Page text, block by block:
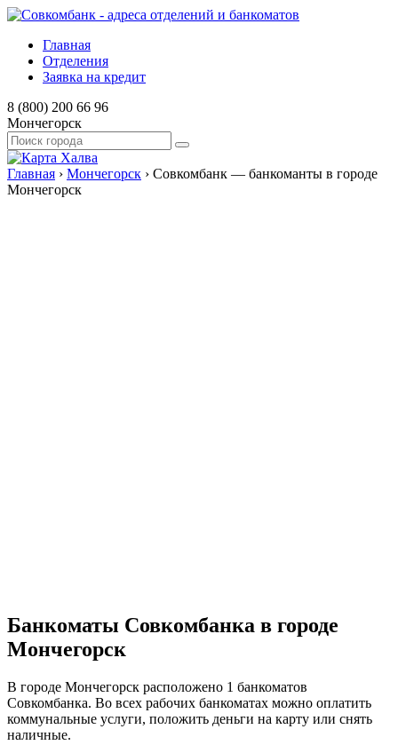
Главная
Отделения
Заявка на кредит
8 (800) 200 66 96
Мончегорск
Главная › Мончегорск › Совкомбанк — банкоманты в городе
Мончегорск
Банкоматы Совкомбанка в городе
Мончегорск
В городе Мончегорск расположено 1 банкоматов
Совкомбанка. Во всех рабочих банкоматах можно оплатить
коммунальные услуги, положить деньги на карту или снять
наличные.